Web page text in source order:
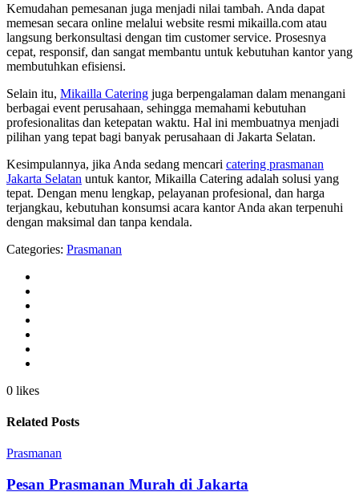
Kemudahan pemesanan juga menjadi nilai tambah. Anda dapat
memesan secara online melalui website resmi mikailla.com atau
langsung berkonsultasi dengan tim customer service. Prosesnya
cepat, responsif, dan sangat membantu untuk kebutuhan kantor yang
membutuhkan efisiensi.
Selain itu, Mikailla Catering juga berpengalaman dalam menangani
berbagai event perusahaan, sehingga memahami kebutuhan
profesionalitas dan ketepatan waktu. Hal ini membuatnya menjadi
pilihan yang tepat bagi banyak perusahaan di Jakarta Selatan.
Kesimpulannya, jika Anda sedang mencari catering prasmanan
Jakarta Selatan untuk kantor, Mikailla Catering adalah solusi yang
tepat. Dengan menu lengkap, pelayanan profesional, dan harga
terjangkau, kebutuhan konsumsi acara kantor Anda akan terpenuhi
dengan maksimal dan tanpa kendala.
Categories: Prasmanan
0 likes
Related Posts
Prasmanan
Pesan Prasmanan Murah di Jakarta